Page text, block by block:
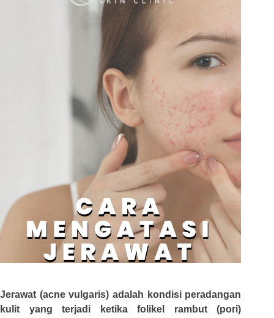
Jerawat (acne vulgaris) adalah kondisi peradangan
kulit yang terjadi ketika folikel rambut (pori)